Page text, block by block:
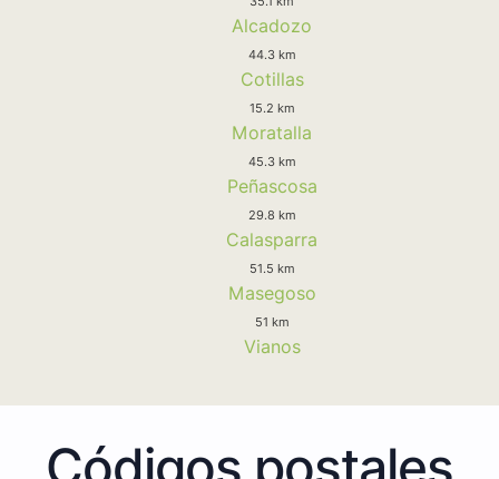
Alcadozo
44.3 km
Cotillas
15.2 km
Moratalla
45.3 km
Peñascosa
29.8 km
Calasparra
51.5 km
Masegoso
51 km
Vianos
Códigos postales